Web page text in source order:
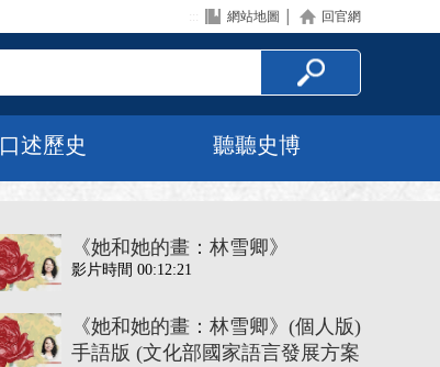
::: 網站地圖 回官網
口述歷史 聽聽史博
《她和她的畫：林雪卿》
影片時間 00:12:21
《她和她的畫：林雪卿》(個人版)
手語版 (文化部國家語言發展方案